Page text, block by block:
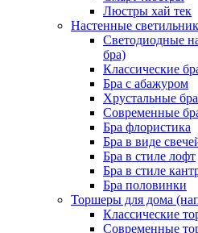
Люстры хай тек
Настенные
Светодиодные
бра)
Классические
Бра с абажуром
Хрустальные бра
Современные
Бра флористика
Бра в виде
Бра в стиле лофт
Бра в стиле
Бра половинки
Торшеры для дома
Классические
Современные